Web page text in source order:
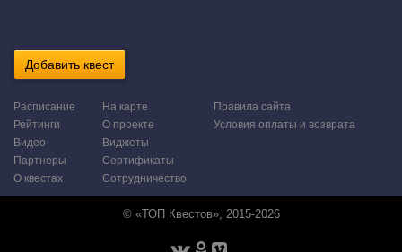
Добавить квест
Расписание
Рейтинги
Видео
Партнеры
О квестах
На карте
О проекте
Виджеты
Сертификаты
Сотрудничество
Правила сайта
Условия оплаты и возврата
© «ТОП Квестов», 2015-2026